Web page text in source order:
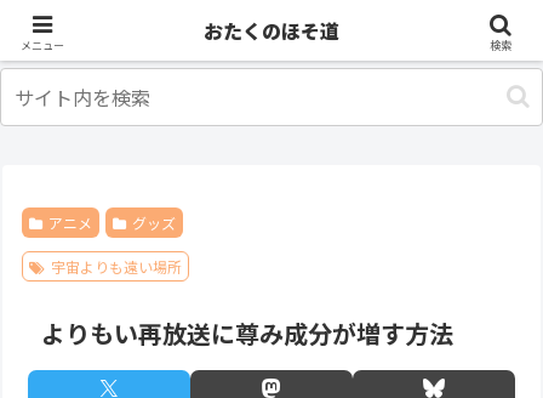
アニメ グッズ
宇宙よりも遠い場所
よりもい再放送に尊み成分が増す方法
メニュー
おたくのほそ道
検索